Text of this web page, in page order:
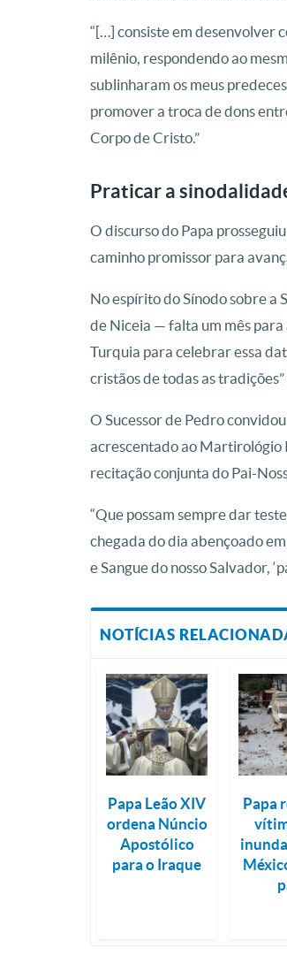
“[…] consiste em desenvolver
milênio, respondendo ao
sublinharam os meus
promover a troca de dons
Corpo de Cristo.”
Praticar a
O discurso do Papa
caminho promissor para
No espírito do Sínodo sobre a
de Niceia — falta um mês
Turquia para celebrar essa
cristãos de todas as
O Sucessor de Pedro
acrescentado ao Martirológio
recitação conjunta do Pai-
“Que possam sempre dar
chegada do dia abençoado
e Sangue do nosso Salvador,
NOTÍCIAS
Papa Leão XIV
ordena Núncio
Apostólico
para o Iraque
Papa